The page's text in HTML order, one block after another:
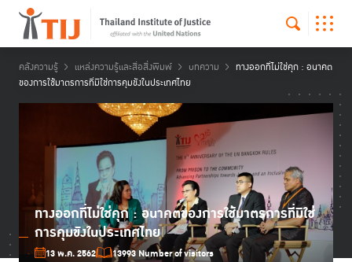
คลังความรู้ แหล่งความรู้และสื่อสิ่งพิมพ์ บทความ
ทางออกที่ไม่ใช่คุก : อนาคต
ของการใช้มาตรการที่มิใช่การคุมขังในประเทศไทย
ทางออกที่ไม่ใช่คุก : อนาคตของการใช้มาตรการที่มิใช่
การคุมขังในประเทศไทย
13 พ.ค. 2562
13993 Number of visitors